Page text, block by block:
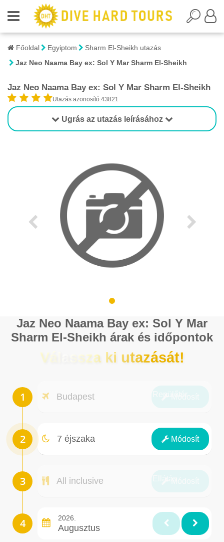
Főoldal Egyiptom
Sharm El-Sheikh utazás
Jaz Neo Naama Bay ex: Sol Y Mar Sharm El-Sheikh
Jaz Neo Naama Bay ex: Sol Y Mar Sharm El-Sheikh
Utazás azonosító:43821
Ugrás az utazás leírásához
Jaz Neo Naama Bay ex: Sol Y Mar
Sharm El-Sheikh árak és időpontok
Válassza ki utazását!
Budapest
7 éjszaka Módosít
Éjszakák
All inclusive
2026.
Augusztus